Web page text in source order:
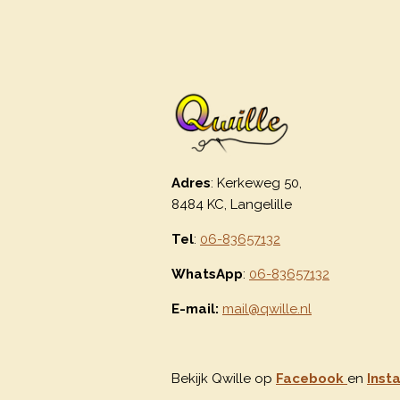
Adres: Kerkeweg 50,
8484 KC, Langelille
Tel: 06-83657132
WhatsApp: 06-83657132
E-mail: mail@qwille.nl
Bekijk Qwille op Facebook en